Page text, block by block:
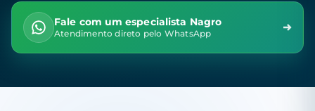
Fale com um especialista Nagro
Atendimento direto pelo WhatsApp